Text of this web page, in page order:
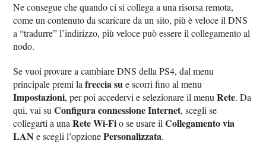
Ne consegue che quando ci si collega a una risorsa remota,
come un contenuto da scaricare da un sito, più è veloce il DNS
a “tradurre” l’indirizzo, più veloce può essere il collegamento al
nodo.
Se vuoi provare a cambiare DNS della PS4, dal menu
principale premi lafreccia sue scorri fino al menu
Impostazioni, per poi accedervi e selezionare il menuRete. Da
qui, vai suConfigura connessione Internet, scegli se
collegarti a unaRete Wi-Fio se usare ilCollegamento via
LAN e scegli l’opzionePersonalizzata.